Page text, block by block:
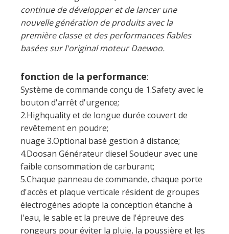
fonction de la performance:
Système de commande conçu de 1.Safety avec le
bouton d'arrêt d'urgence;
2.Highquality et de longue durée couvert de
nuage 3.Optional basé gestion à distance;
4.Doosan Générateur diesel Soudeur avec une
faible consommation de carburant;
5.Chaque panneau de commande, chaque porte
d'accès et plaque verticale résident de groupes
électrogènes adopte la conception étanche à
l'eau, le sable et la preuve de l'épreuve des
rongeurs pour éviter la pluie, la poussière et les
petits animaux;
6.Les silencieux groupe électrogène est capable
de travailler dans les zones résidentielles, des
bureaux et d'autres environnements pendant la
nuit qui sont sensibles au bruit.